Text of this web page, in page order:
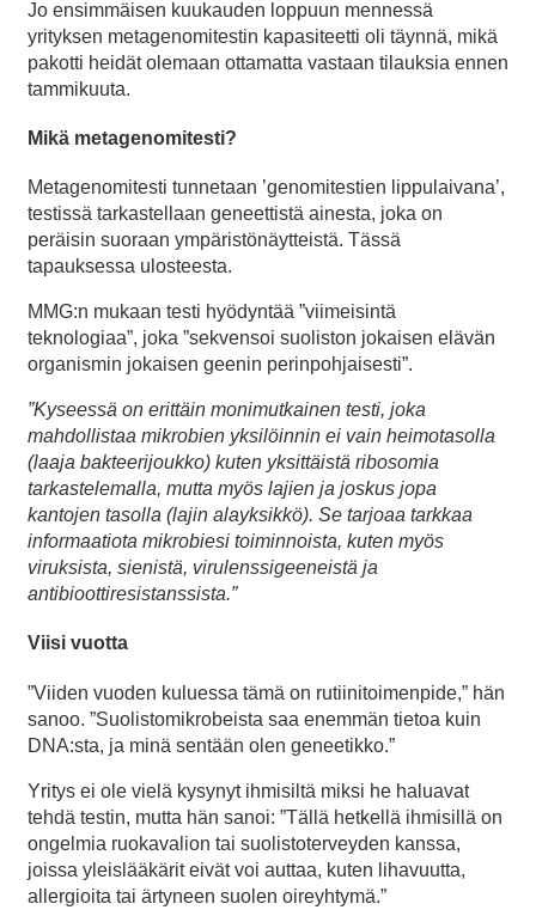
Jo ensimmäisen kuukauden loppuun mennessä
yrityksen metagenomitestin kapasiteetti oli täynnä, mikä
pakotti heidät olemaan ottamatta vastaan tilauksia ennen
tammikuuta.
Mikä metagenomitesti?
Metagenomitesti tunnetaan ’genomitestien lippulaivana’,
testissä tarkastellaan geneettistä ainesta, joka on
peräisin suoraan ympäristönäytteistä. Tässä
tapauksessa ulosteesta.
MMG:n mukaan testi hyödyntää ”viimeisintä
teknologiaa”, joka ”sekvensoi suoliston jokaisen elävän
organismin jokaisen geenin perinpohjaisesti”.
”Kyseessä on erittäin monimutkainen testi, joka
mahdollistaa mikrobien yksilöinnin ei vain heimotasolla
(laaja bakteerijoukko) kuten yksittäistä ribosomia
tarkastelemalla, mutta myös lajien ja joskus jopa
kantojen tasolla (lajin alayksikkö). Se tarjoaa tarkkaa
informaatiota mikrobiesi toiminnoista, kuten myös
viruksista, sienistä, virulenssigeeneistä ja
antibioottiresistanssista.”
Viisi vuotta
”Viiden vuoden kuluessa tämä on rutiinitoimenpide,” hän
sanoo. ”Suolistomikrobeista saa enemmän tietoa kuin
DNA:sta, ja minä sentään olen geneetikko.”
Yritys ei ole vielä kysynyt ihmisiltä miksi he haluavat
tehdä testin, mutta hän sanoi: ”Tällä hetkellä ihmisillä on
ongelmia ruokavalion tai suolistoterveyden kanssa,
joissa yleislääkärit eivät voi auttaa, kuten lihavuutta,
allergioita tai ärtyneen suolen oireyhtymä.”